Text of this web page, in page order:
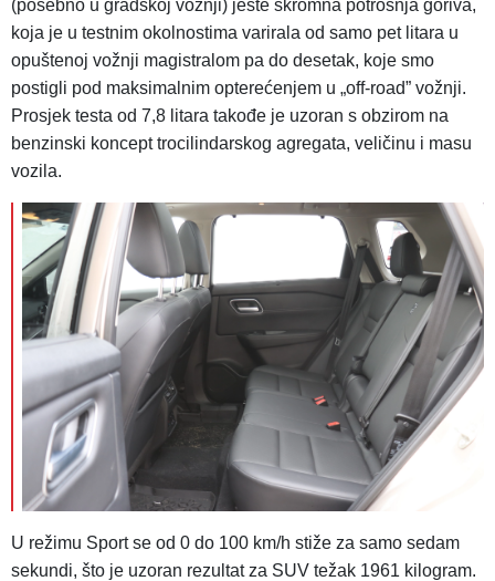
(posebno u gradskoj vožnji) jeste skromna potrošnja goriva,
koja je u testnim okolnostima varirala od samo pet litara u
opuštenoj vožnji magistralom pa do desetak, koje smo
postigli pod maksimalnim opterećenjem u „off-road” vožnji.
Prosjek testa od 7,8 litara takođe je uzoran s obzirom na
benzinski koncept trocilindarskog agregata, veličinu i masu
vozila.
U režimu Sport se od 0 do 100 km/h stiže za samo sedam
sekundi, što je uzoran rezultat za SUV težak 1961 kilogram.